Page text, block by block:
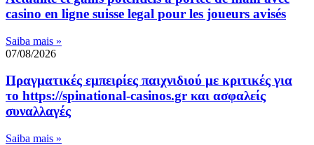
casino en ligne suisse legal pour les joueurs avisés
Saiba mais »
07/08/2026
Πραγματικές εμπειρίες παιχνιδιού με κριτικές για
το https://spinational-casinos.gr και ασφαλείς
συναλλαγές
Saiba mais »